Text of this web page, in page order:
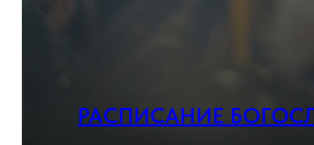
РАСПИСАНИЕ